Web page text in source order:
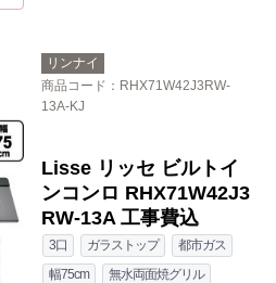
リンナイ
商品コード ：RHX71W42J3RW-
13A-KJ